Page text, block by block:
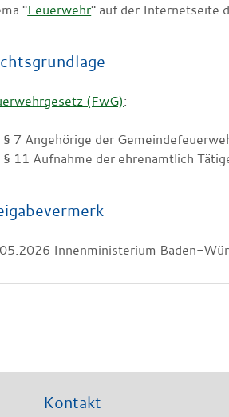
"Feuerwehr" auf der Internetseite
(FwG):
§ 7 Angehörige der
§ 11 Aufnahme der ehrenamtlich
Innenministerium Baden-
Kontakt